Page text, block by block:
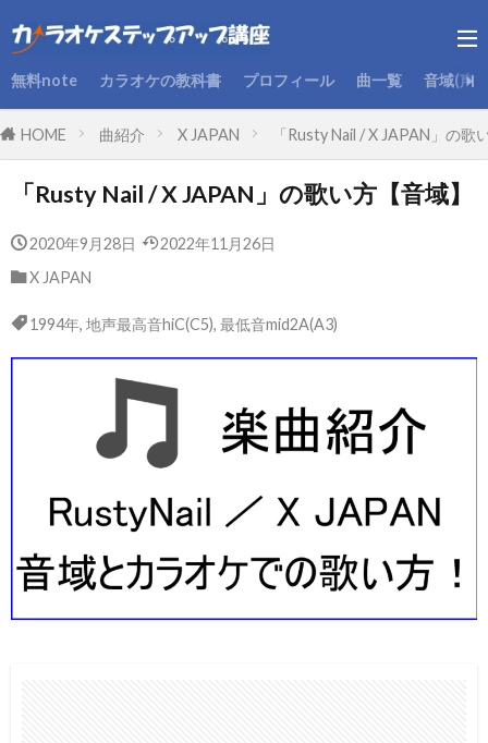
無料note カラオケの教科書 プロフィール 曲一覧 音域(声
HOME 曲紹介 X JAPAN 「Rusty Nail / X JAPAN」の歌
「Rusty Nail / X JAPAN」の歌い方【音域】
2020年9月28日
2022年11月26日
X JAPAN
1994年, 地声最高音hiC(C5), 最低音mid2A(A3)